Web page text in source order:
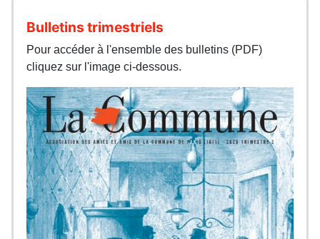
Bulletins trimestriels
Pour accéder à l'ensemble des bulletins (PDF)
cliquez sur l'image ci-dessous.